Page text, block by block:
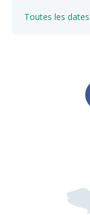
Toutes les dates